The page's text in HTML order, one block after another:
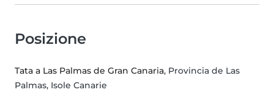
Posizione
Tata a Las Palmas de Gran Canaria, Provincia de Las
Palmas, Isole Canarie